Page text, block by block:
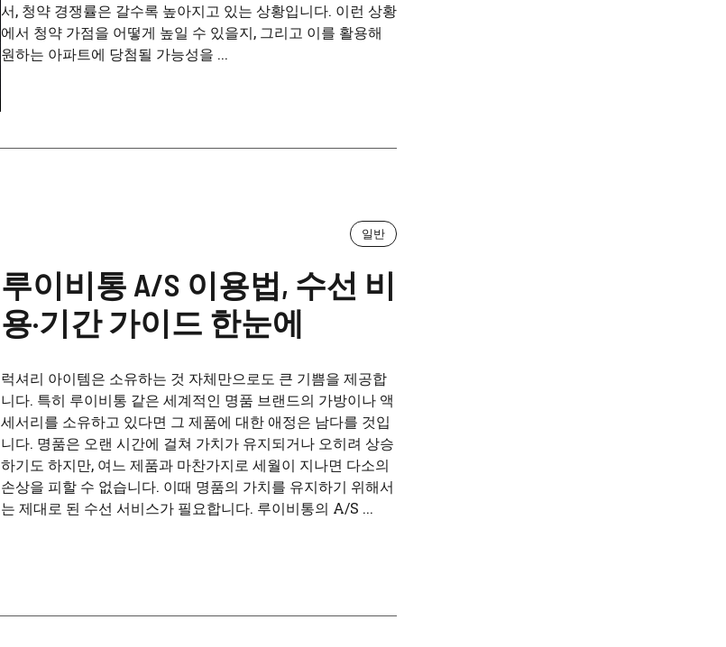
서, 청약 경쟁률은 갈수록 높아지고 있는 상황입니다. 이런 상황
에서 청약 가점을 어떻게 높일 수 있을지, 그리고 이를 활용해
원하는 아파트에 당첨될 가능성을 ...
일반
루이비통 A/S 이용법, 수선 비
용·기간 가이드 한눈에
럭셔리 아이템은 소유하는 것 자체만으로도 큰 기쁨을 제공합
니다. 특히 루이비통 같은 세계적인 명품 브랜드의 가방이나 액
세서리를 소유하고 있다면 그 제품에 대한 애정은 남다를 것입
니다. 명품은 오랜 시간에 걸쳐 가치가 유지되거나 오히려 상승
하기도 하지만, 여느 제품과 마찬가지로 세월이 지나면 다소의
손상을 피할 수 없습니다. 이때 명품의 가치를 유지하기 위해서
는 제대로 된 수선 서비스가 필요합니다. 루이비통의 A/S ...